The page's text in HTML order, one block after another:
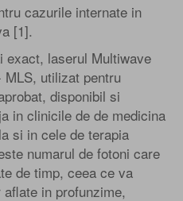
cazurile internate in
[1].
exact, laserul Multiwave
utilizat pentru
disponibil si
in clinicile de de medicina
si in cele de terapia
numarul de fotoni care
de timp, ceea ce va
in profunzime,